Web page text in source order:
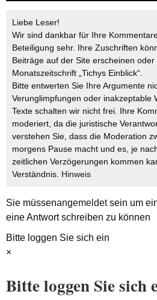
Liebe Leser!
Wir sind dankbar für Ihre
Beteiligung sehr. Ihre Zuschriften
Beiträge auf der Site erscheinen
Monatszeitschrift „Tichys Einblick“.
Bitte entwerten Sie Ihre Argumente
Verunglimpfungen oder inakzeptable
Texte schalten wir nicht frei. Ihre
moderiert, da die juristische
verstehen Sie, dass die Moderation
morgens Pause macht und es, je
zeitlichen Verzögerungen kommen
Verständnis. Hinweis
Sie müssenangemeldetsein um
eine Antwort schreiben zu können
Bitte loggen Sie sich ein
×
Bitte loggen Sie sich